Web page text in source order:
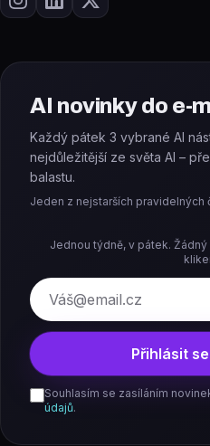
AI novinky do e-
Každý pátek 3 vybrané AI
nejdůležitější ze světa AI –
balastu.
Jeden z nejstarších pravidelných
Jednou týdně, v pátek.
E-mail
Přihlásit
Souhlasím se zasíláním
údajů.